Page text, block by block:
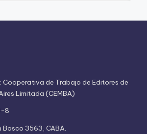
Cooperativa de Trabajo de Editores de
Limitada (CEMBA)
8
Bosco 3563, CABA.